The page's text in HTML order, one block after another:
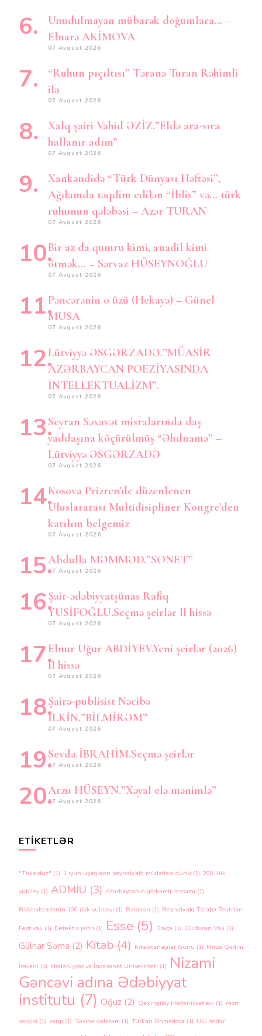
Unudulmayan mübarək doğumlara… –
Elnarə AKİMOVA
07 Avqust 2026
“Ruhun pıçıltısı” Təranə Turan Rəhimli
ilə
07 Avqust 2026
Xalq şairi Vahid ƏZİZ.”Eldə ara-sıra
hallanır adım”
07 Avqust 2026
Xankəndidə “Türk Dünyası Həftəsi”,
Ağdamda təqdim edilən “İblis” və… türk
ruhunun qələbəsi – Azər TURAN
07 Avqust 2026
Bir az da qumru kimi, anadil kimi
ötmək… – Sərvaz HÜSEYNOĞLU
07 Avqust 2026
Pəncərənin o üzü (Hekayə) – Günel
MUSA
07 Avqust 2026
Lütviyyə ƏSGƏRZADƏ.”MÜASİR
AZƏRBAYCAN POEZİYASINDA
İNTELLEKTUALİZM”.
07 Avqust 2026
Seyran Səxavət misralarında daş
yaddaşına köçürülmüş “Əhdnamə” –
Lütviyyə ƏSGƏRZADƏ
07 Avqust 2026
Kosova Prizren’de düzenlenen
Uluslararası Multidisipliner Kongre’den
katılım belgemiz
07 Avqust 2026
Abdulla MƏMMƏD.”SONET”
07 Avqust 2026
Şair-ədəbiyyatşünas Rafiq
YUSİFOĞLU.Seçmə şeirlər II hissə
07 Avqust 2026
Elnur Uğur ABDİYEV.Yeni şeirlər (2026)
II hissə
07 Avqust 2026
Şairə-publisist Nəcibə
İLKİN.”BİLMİRƏM”
07 Avqust 2026
Sevda İBRAHİM.Seçmə şeirlər
07 Avqust 2026
Arzu HÜSEYN.”Xəyal elə mənimlə”
07 Avqust 2026
ETIKETLƏR
"Təkəlduz" (1) 1 iyun uşaqların beynəlxalq müdafiəsi günü (1) 200 illik
yubiley (1) ADMİU (3) Azərbaycanın görkəmli rəssamı (1)
B.Vahabzadənin 100 illik yubileyi (1) Balakən (1) Beynəlxalq Tələbə Teatrları
Festivalı (1) Detektiv janrı (1) Esse (5) Göyçə (1) Güldərən Vəli (1)
Gülnar Səma (2) Kitab (4) Kitabxanaçılar Günü (1) Mirzə Qədim
İrəvani (1) Mədəniyyət və İncəsənət Universiteti (1) Nizami
Gəncəvi adına Ədəbiyyat
institutu (7) Oğuz (2) Qaxingiloy Mədəniyyət evi (1) rəsm
sərgisi (1) sərgi (1) Səsinə gələrəm (1) Türkan Əhmədova (1) Ulu öndər